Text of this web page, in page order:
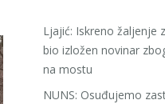
Ljajić: Iskreno žaljenje
bio izložen novinar
na mostu
NUNS: Osuđujemo